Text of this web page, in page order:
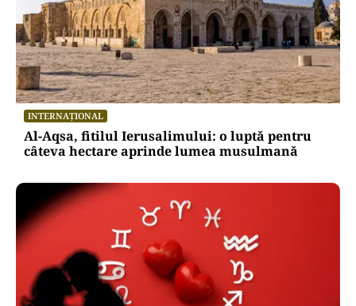
INTERNAȚIONAL
Al-Aqsa, fitilul Ierusalimului: o luptă pentru
câteva hectare aprinde lumea musulmană